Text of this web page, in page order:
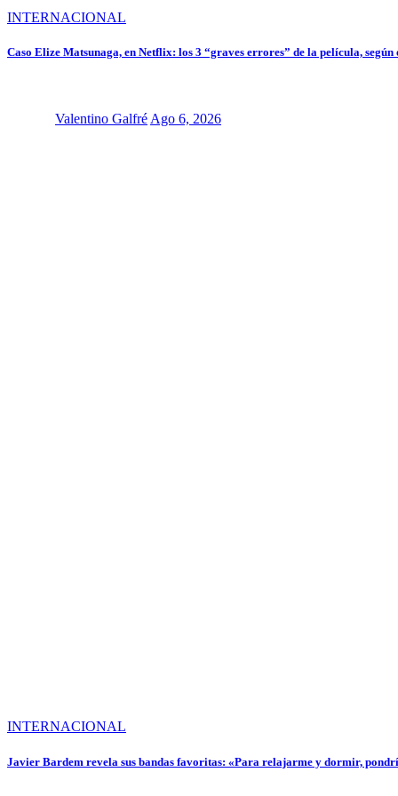
INTERNACIONAL
Caso Elize Matsunaga, en Netflix: los 3 “graves errores” de la película,
Valentino GalfréAgo 6, 2026
INTERNACIONAL
Javier Bardem revela sus bandas favoritas: «Para relajarme y dormir,